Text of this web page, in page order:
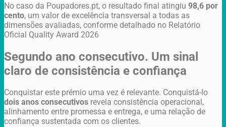
No caso da Poupadores.pt, o resultado final atingiu 98,6 por
cento, um valor de excelência transversal a todas as
dimensões avaliadas, conforme detalhado no Relatório
Oficial Quality Award 2026
Segundo ano consecutivo. Um sinal
claro de consistência e confiança
Conquistar este prémio uma vez é relevante. Conquistá-lo
dois anos consecutivos revela consistência operacional,
alinhamento entre promessa e entrega, e uma relação de
confiança sustentada com os clientes.